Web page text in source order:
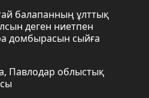
балапанның ұлттық
деген ниетпен
домбырасын сыйға
Павлодар облыстық